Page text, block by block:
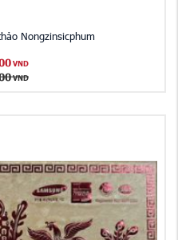
Nongzinsicphum
VND
VND